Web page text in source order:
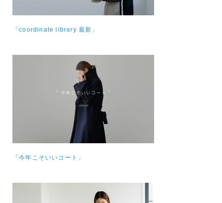
「coordinate library 最新」
「今年こそいいコート」